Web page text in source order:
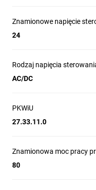
Znamionowe napięcie
24
Rodzaj napięcia
AC/DC
PKWiU
27.33.11.0
Znamionowa moc pracy
80